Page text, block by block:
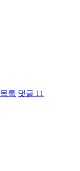
목록 댓글 11